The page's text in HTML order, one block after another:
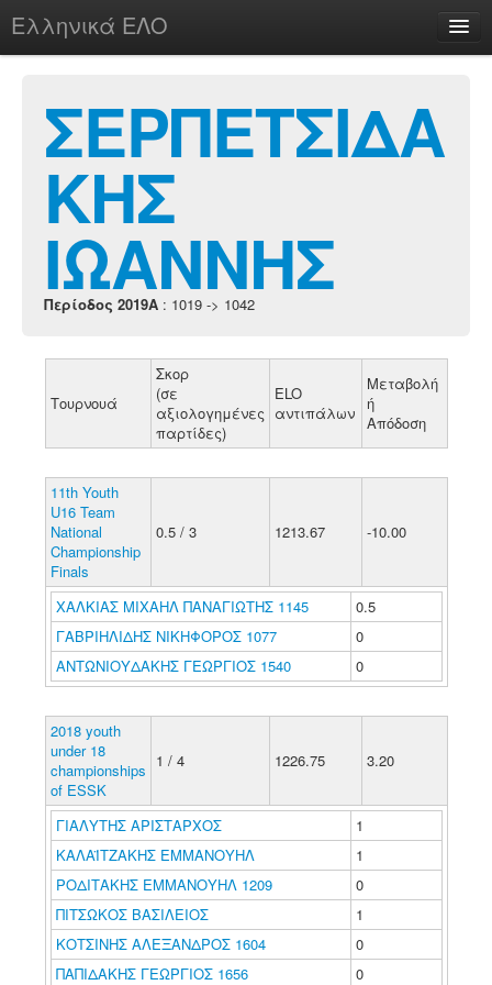
Ελληνικά ΕΛΟ
chesstu.be @ discord
Login
ΣΕΡΠΕΤΣΙΔΑ
ΚΗΣ
ΙΩΑΝΝΗΣ
Περίοδος 2019A : 1019 -> 1042
Τουρνουά
Σκορ
(σε
αξιολογημένες
παρτίδες)
ELO
αντιπάλων
Μεταβολή
ή
Απόδοση
11th Youth
U16 Team
National
Championship
Finals
0.5 / 3 1213.67 -10.00
ΧΑΛΚΙΑΣ ΜΙΧΑΗΛ ΠΑΝΑΓΙΩΤΗΣ 1145
0.5
ΓΑΒΡΙΗΛΙΔΗΣ ΝΙΚΗΦΟΡΟΣ 1077
0
ΑΝΤΩΝΙΟΥΔΑΚΗΣ ΓΕΩΡΓΙΟΣ 1540
0
2018 youth
under 18
championships
of ESSK
1 / 4 1226.75 3.20
ΓΙΑΛΥΤΗΣ ΑΡΙΣΤΑΡΧΟΣ
1
ΚΑΛΑΪΤΖΑΚΗΣ ΕΜΜΑΝΟΥΗΛ
1
ΡΟΔΙΤΑΚΗΣ ΕΜΜΑΝΟΥΗΛ 1209
0
ΠΙΤΣΩΚΟΣ ΒΑΣΙΛΕΙΟΣ
1
ΚΟΤΣΙΝΗΣ ΑΛΕΞΑΝΔΡΟΣ 1604
0
ΠΑΠΙΔΑΚΗΣ ΓΕΩΡΓΙΟΣ 1656
0